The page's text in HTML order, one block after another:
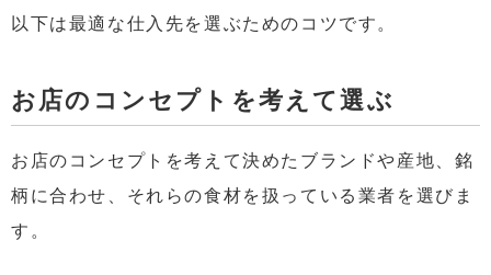
以下は最適な仕入先を選ぶためのコツです。
お店のコンセプトを考えて選ぶ
お店のコンセプトを考えて決めたブランドや産地、銘
柄に合わせ、それらの食材を扱っている業者を選びま
す。